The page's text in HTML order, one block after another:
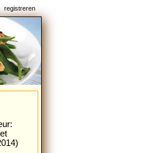
registreren